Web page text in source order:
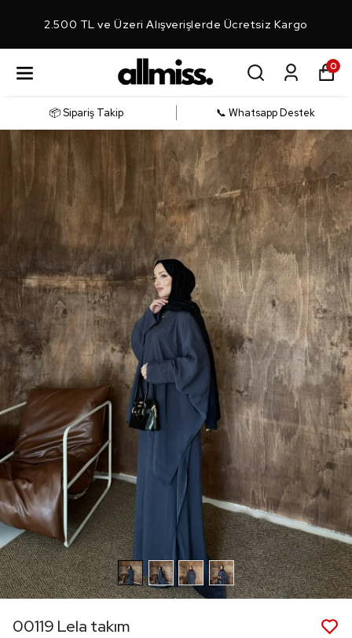
2.500 TL ve Üzeri Alışverişlerde Ücretsiz Kargo
0
📦 Sipariş Takip 📞 Whatsapp Destek
00119 Lela takım